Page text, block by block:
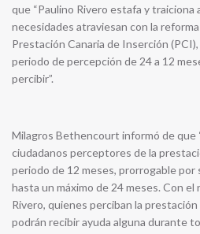
que “Paulino Rivero estafa y traiciona
necesidades atraviesan con la
Prestación Canaria de Inserción
periodo de percepción de 24 a 12
percibir”.
Milagros Bethencourt informó de que
ciudadanos perceptores de la
periodo de 12 meses, prorrogable por
hasta un máximo de 24 meses. Con
Rivero, quienes perciban la
podrán recibir ayuda alguna durante